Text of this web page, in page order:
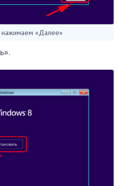
«Далее»